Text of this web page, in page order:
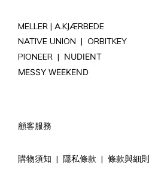
MELLER | A.KJÆRBEDE
NATIVE UNION | ORBITKEY
PIONEER | NUDIENT
MESSY WEEKEND
顧客服務
購物須知 | 隱私條款 | 條款與細則